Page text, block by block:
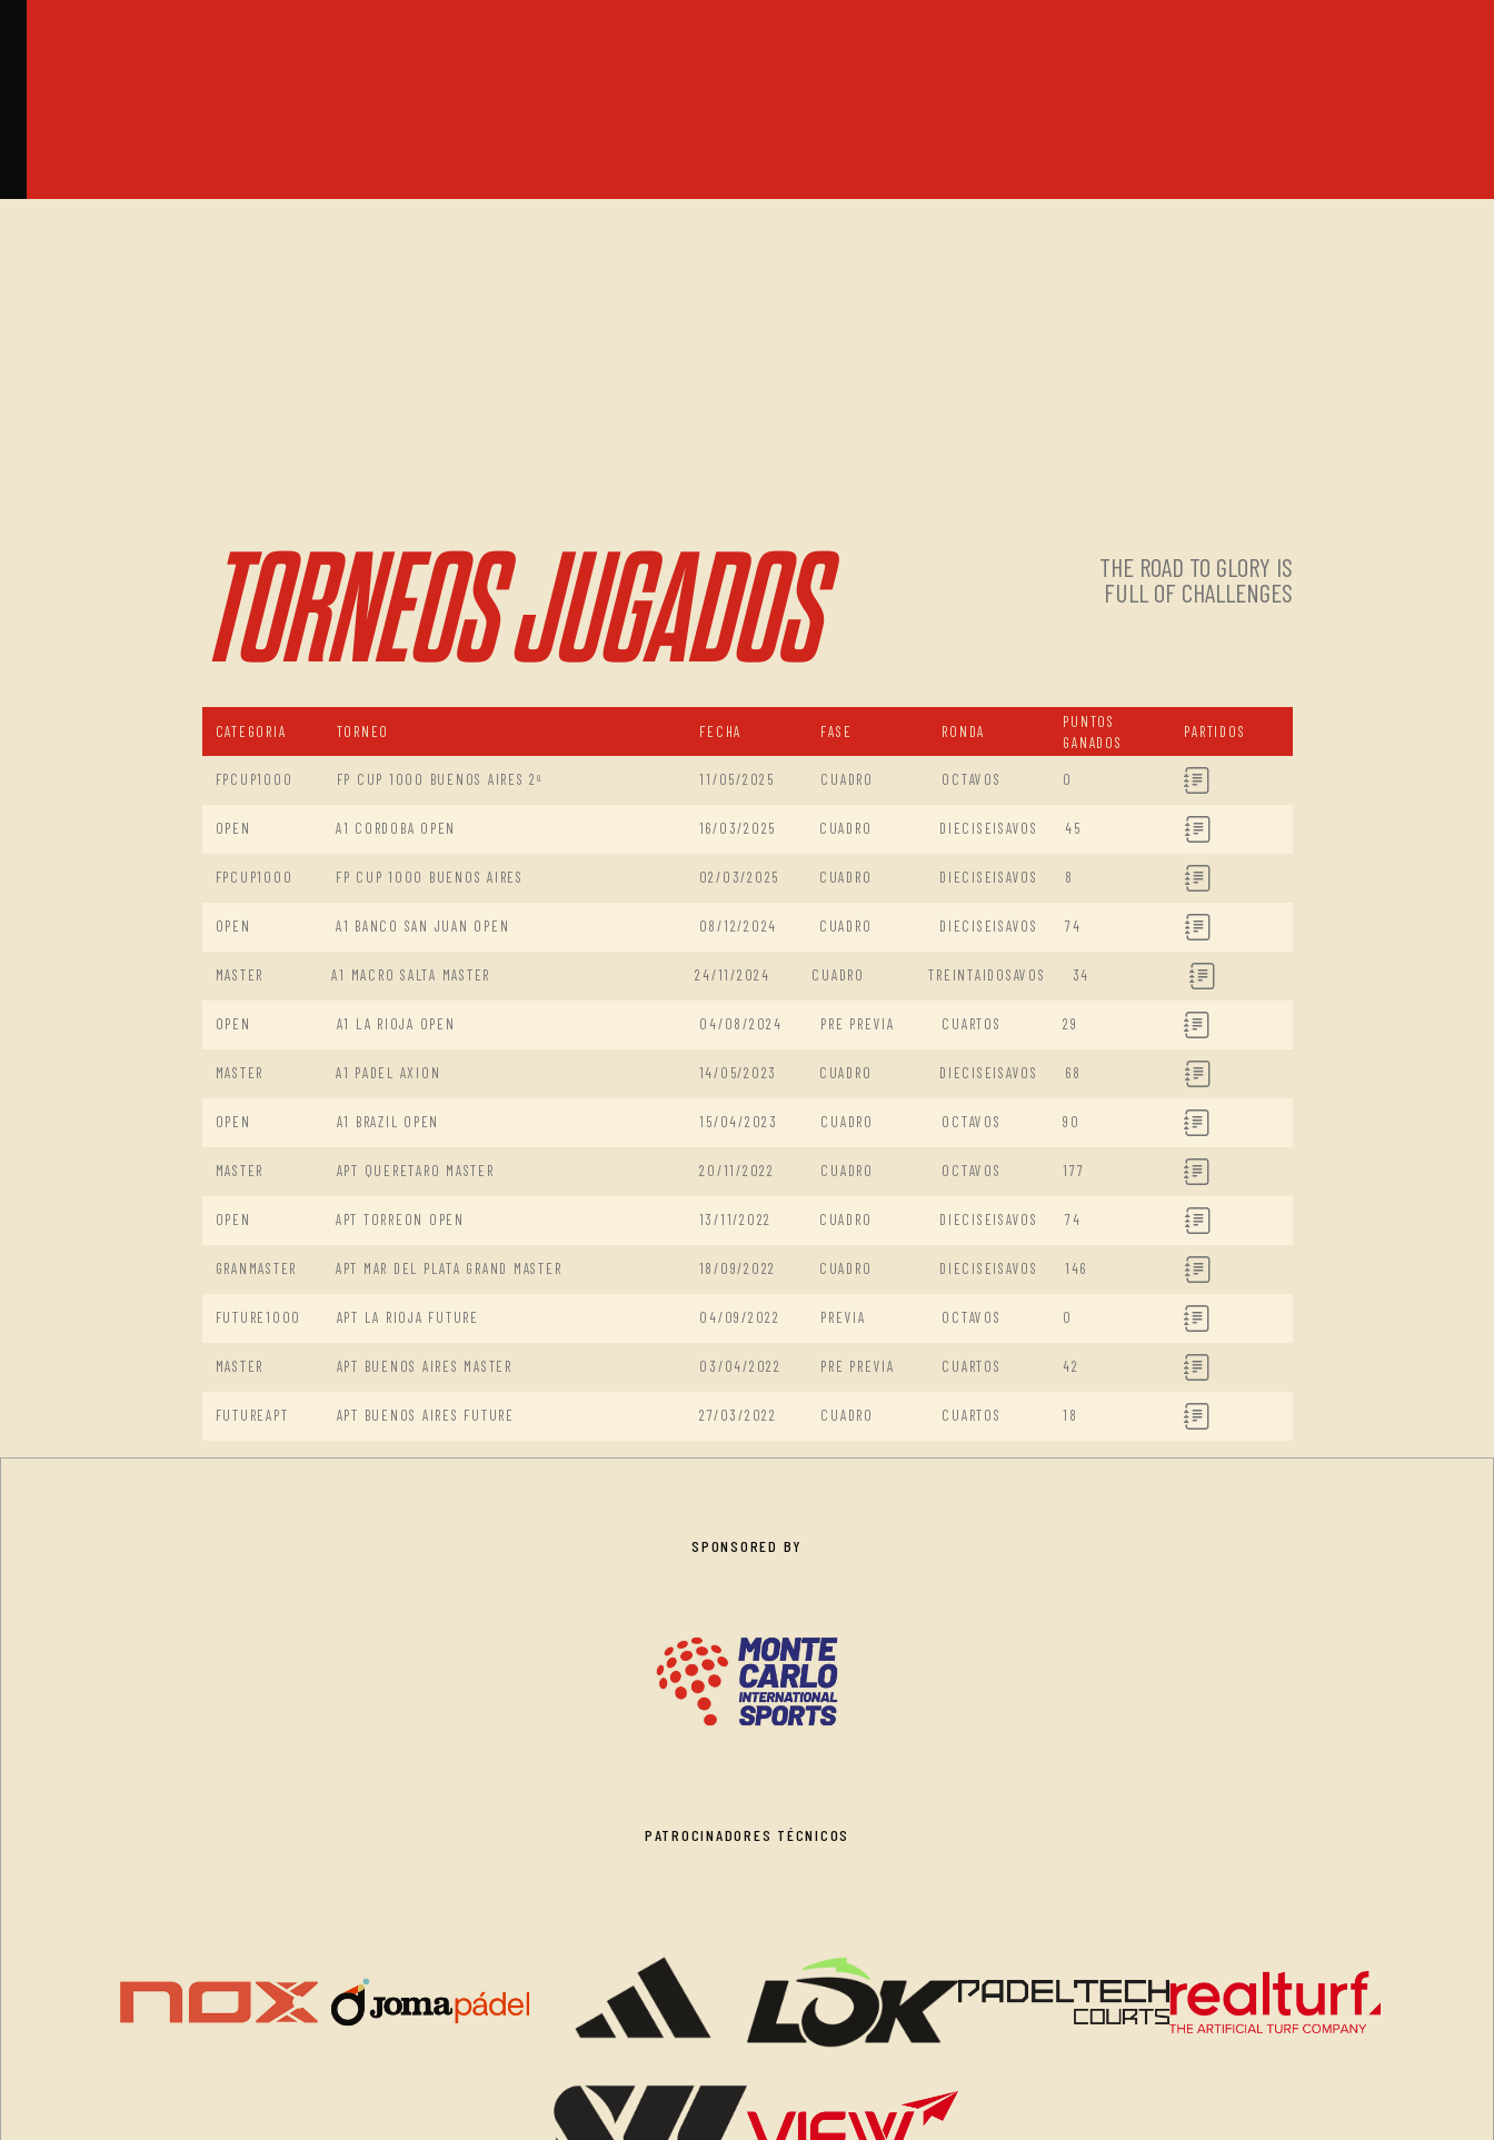
TORNEOS JUGADOS
THE ROAD TO GLORY IS
FULL OF CHALLENGES
CATEGORIA TORNEO FECHA FASE RONDA
PUNTOS
GANADOS
PARTIDOS
FPCUP1000 FP CUP 1000 BUENOS AIRES 2º 11/05/2025 CUADRO OCTAVOS 0
OPEN A1 CORDOBA OPEN 16/03/2025 CUADRO DIECISEISAVOS 45
FPCUP1000 FP CUP 1000 BUENOS AIRES 02/03/2025 CUADRO DIECISEISAVOS 8
OPEN A1 BANCO SAN JUAN OPEN 08/12/2024 CUADRO DIECISEISAVOS 74
MASTER A1 MACRO SALTA MASTER 24/11/2024 CUADRO TREINTAIDOSAVOS 34
OPEN A1 LA RIOJA OPEN 04/08/2024 PRE PREVIA CUARTOS 29
MASTER A1 PADEL AXION 14/05/2023 CUADRO DIECISEISAVOS 68
OPEN A1 BRAZIL OPEN 15/04/2023 CUADRO OCTAVOS 90
MASTER APT QUERETARO MASTER 20/11/2022 CUADRO OCTAVOS 177
OPEN APT TORREON OPEN 13/11/2022 CUADRO DIECISEISAVOS 74
GRANMASTER APT MAR DEL PLATA GRAND MASTER 18/09/2022 CUADRO DIECISEISAVOS 146
FUTURE1000 APT LA RIOJA FUTURE 04/09/2022 PREVIA OCTAVOS 0
MASTER APT BUENOS AIRES MASTER 03/04/2022 PRE PREVIA CUARTOS 42
FUTUREAPT APT BUENOS AIRES FUTURE 27/03/2022 CUADRO CUARTOS 18
SPONSORED BY
PATROCINADORES TÉCNICOS